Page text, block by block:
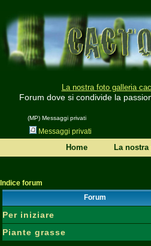
La nostra foto galleria
Forum dove si condivide la
(MP) Messaggi privati
Messaggi privati
Home La
Indice forum
Forum
Per iniziare
Piante grasse